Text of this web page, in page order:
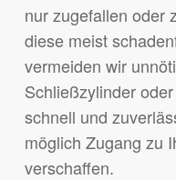
nur zugefallen oder
diese meist
vermeiden wir
Schließzylinder
schnell und
möglich Zugang zu
verschaffen.